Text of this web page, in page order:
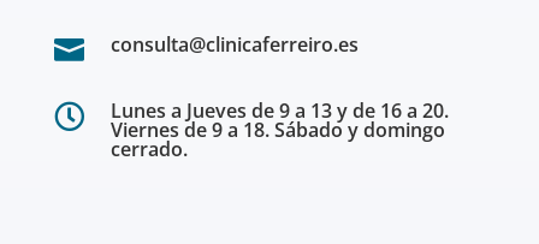
 consulta@clinicaferreiro.es
 Lunes a Jueves de 9 a 13 y de 16 a 20.
Viernes de 9 a 18. Sábado y domingo
cerrado.